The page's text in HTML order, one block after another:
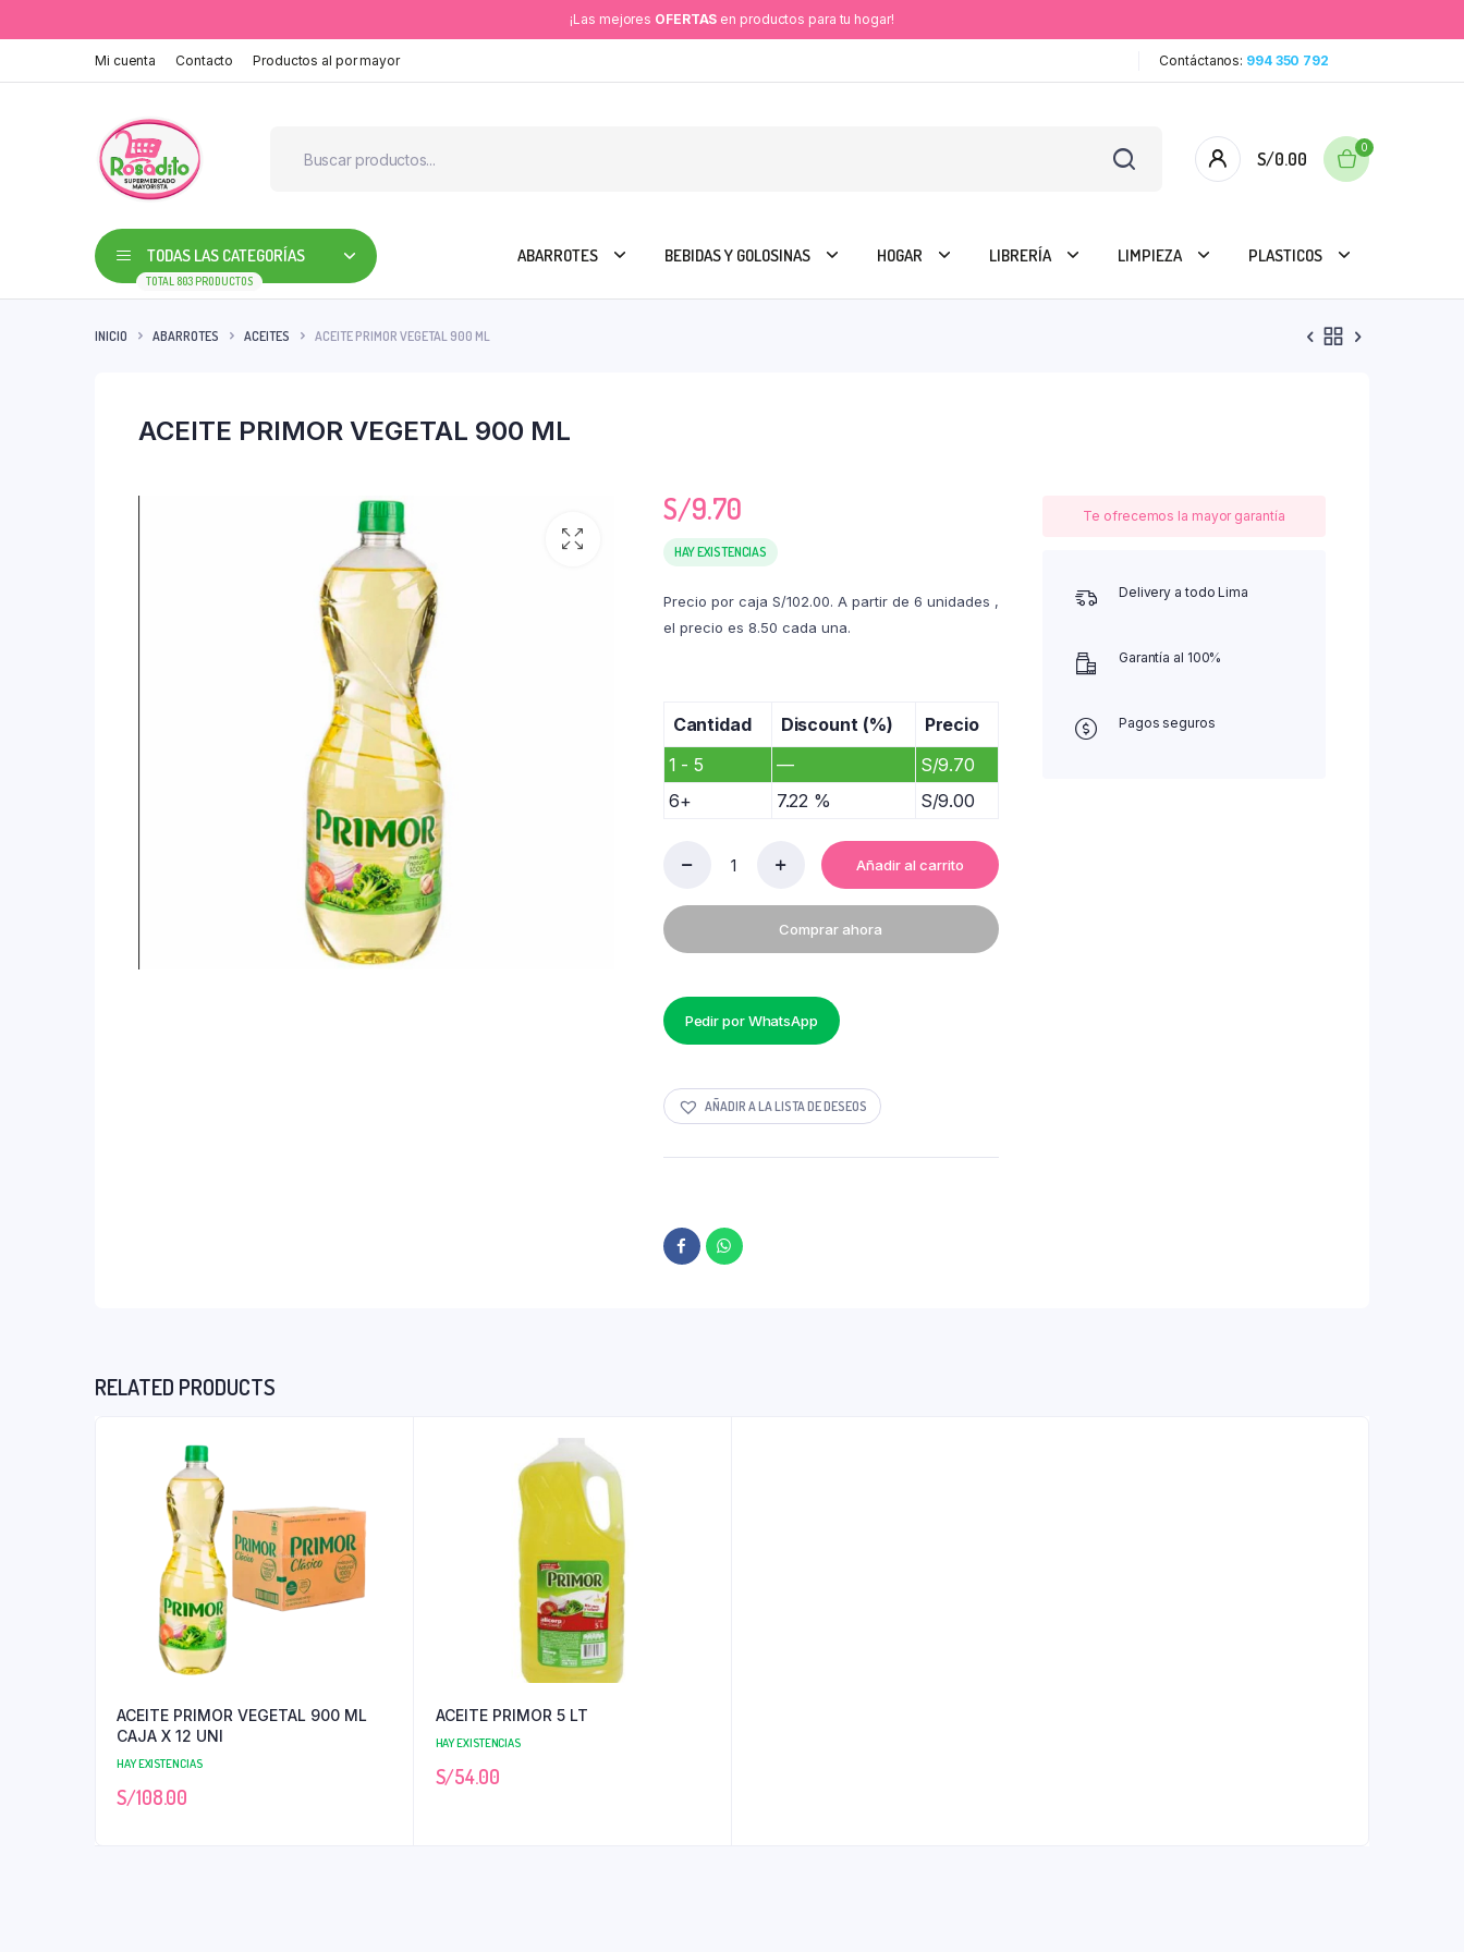
¡Las mejores OFERTAS en productos para tu hogar!
Mi cuenta Contacto Productos al por mayor Contáctanos: 994 350 792
S/0.00
0
TODAS LAS CATEGORÍAS
TOTAL 803 PRODUCTOS
ABARROTES BEBIDAS Y GOLOSINAS HOGAR LIBRERÍA LIMPIEZA PLASTICOS
INICIO ABARROTES ACEITES ACEITE PRIMOR VEGETAL 900 ML
ACEITE PRIMOR VEGETAL 900 ML
S/9.70
HAY EXISTENCIAS
Precio por caja S/102.00. A partir de 6 unidades ,
el precio es 8.50 cada una.
Cantidad Discount (%)
Precio
1 - 5
— S/9.70
6+
7.22 % S/9.00
VEGETAL
900
ML
Añadir al carrito
Comprar ahora
Pedir por WhatsApp
AÑADIR A LA LISTA DE DESEOS
Te ofrecemos la mayor garantía
Delivery a todo Lima
Garantía al 100%
Pagos seguros
RELATED PRODUCTS
ACEITE PRIMOR VEGETAL 900 ML
CAJA X 12 UNI
HAY EXISTENCIAS
S/108.00
ACEITE PRIMOR 5 LT
HAY EXISTENCIAS
S/54.00